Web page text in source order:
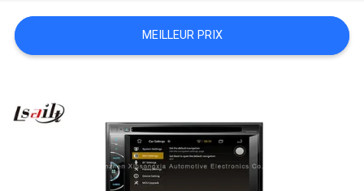
PLAN
DU
PRIVACY
MEILLEUR PRIX